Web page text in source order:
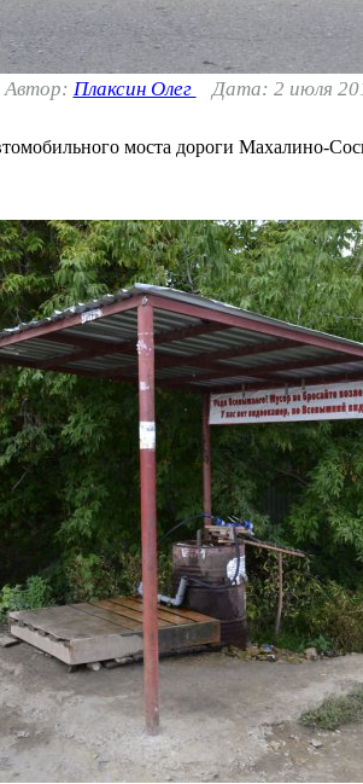
Автор: Плаксин Олег Дата: 2 июля
моста дороги Махалино-